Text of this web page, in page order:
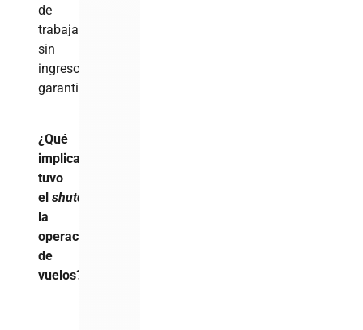
de
trabajar
sin
ingresos
garantizados.
¿Qué
implicaciones
tuvo
elshutdown
la
operación
de
vuelos?